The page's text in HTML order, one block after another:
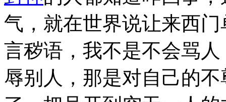
气，就在世界说让来西
言秽语，我不是不会骂
辱别人，那是对自己的不